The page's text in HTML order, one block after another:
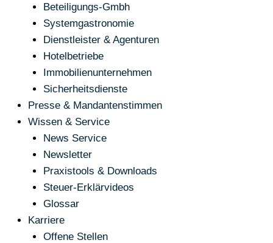
Beteiligungs-Gmbh
Systemgastronomie
Dienstleister & Agenturen
Hotelbetriebe
Immobilienunternehmen
Sicherheitsdienste
Presse & Mandantenstimmen
Wissen & Service
News Service
Newsletter
Praxistools & Downloads
Steuer-Erklärvideos
Glossar
Karriere
Offene Stellen